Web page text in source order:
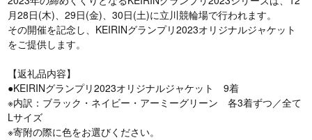
月28日(木)、29日(金)、30日(土)に立川競輪場で行われます。
その開催を記念し、KEIRINグランプリ2023オリジナルジャケット
をご提供します。
【返礼品内容】
●KEIRINグランプリ2023オリジナルジャケット 9着
※内訳：ブラック・ネイビー・アーミーグリーン 各3着ずつ／全て
Lサイズ
※寄附の際に色をお選びください。